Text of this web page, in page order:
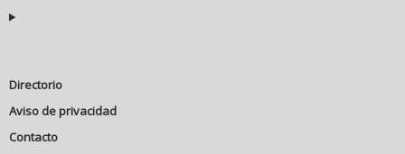
Directorio
Aviso de privacidad
Contacto